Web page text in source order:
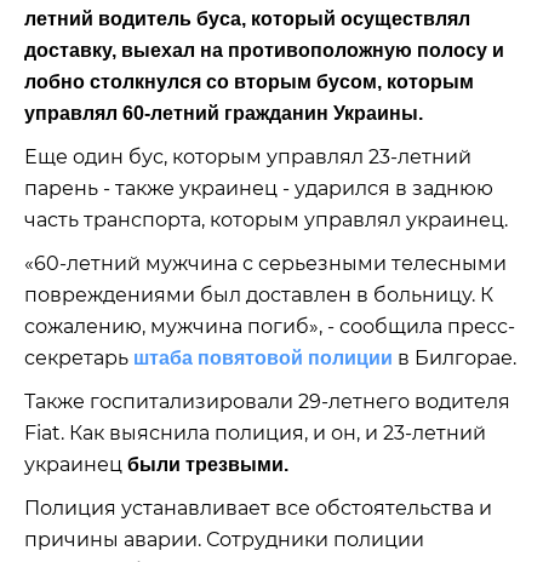
летний водитель буса, который осуществлял
доставку, выехал на противоположную полосу и
лобно столкнулся со вторым бусом, которым
управлял 60-летний гражданин Украины.
Еще один бус, которым управлял 23-летний
парень - также украинец - ударился в заднюю
часть транспорта, которым управлял украинец.
«60-летний мужчина с серьезными телесными
повреждениями был доставлен в больницу. К
сожалению, мужчина погиб», - сообщила пресс-
секретарь штаба повятовой полиции в Билгорае.
Также госпитализировали 29-летнего водителя
Fiat. Как выяснила полиция, и он, и 23-летний
украинец были трезвыми.
Полиция устанавливает все обстоятельства и
причины аварии. Сотрудники полиции